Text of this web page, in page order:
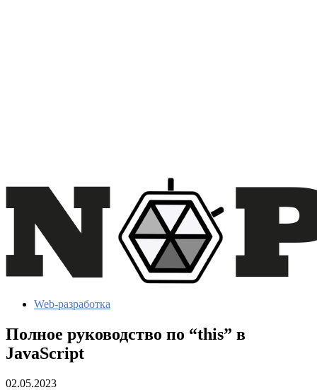
Web-разработка
Полное руководство по “this” в
JavaScript
02.05.2023